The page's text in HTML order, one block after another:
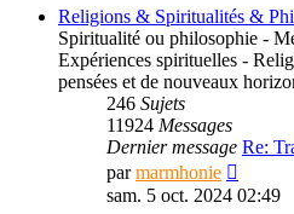
Religions & Spiritualités &
Spiritualité ou philosophie -
Expériences spirituelles -
pensées et de nouveaux
246 Sujets
11924 Messages
Dernier message Re:
parmarmhonie
le
sam. 5 oct. 2024 02:49